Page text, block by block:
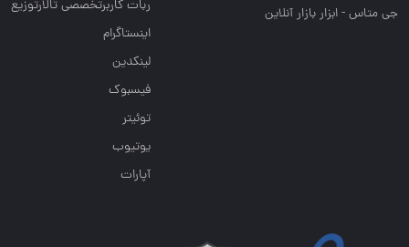
جی متاس - ابزار بازار آنلاین
ربات کاربرتخصصی تالارتوزیع
اینستاگرام
لینکدین
فیسبوک
توئیتر
یوتیوب
آپارات